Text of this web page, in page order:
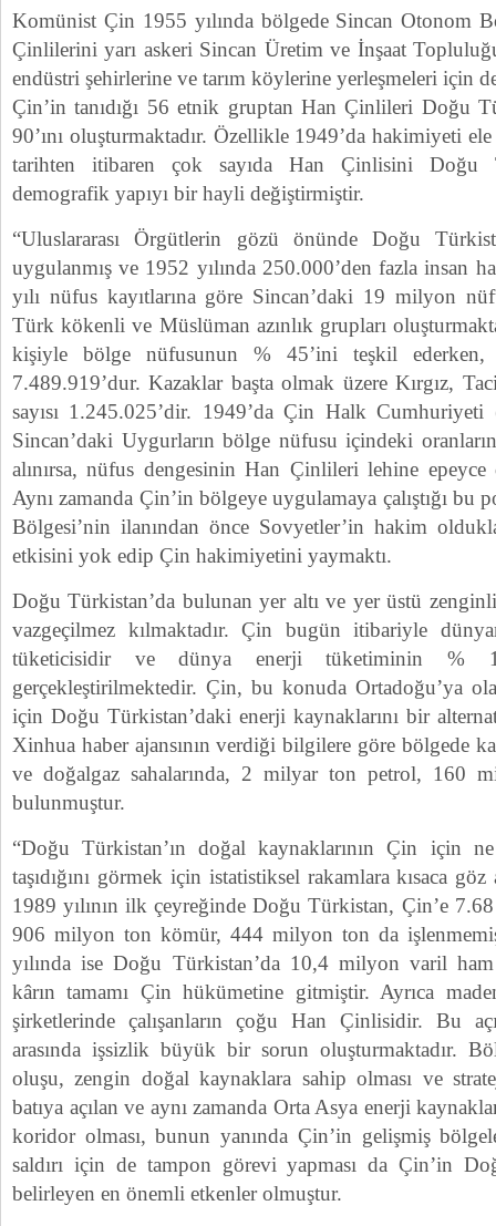
Komünist Çin 1955 yılında bölgede Sincan Otonom
Çinlilerini yarı askeri Sincan Üretim ve İnşaat
endüstri şehirlerine ve tarım köylerine yerleşmeleri için
Çin’in tanıdığı 56 etnik gruptan Han Çinlileri Doğu
90’ını oluşturmaktadır. Özellikle 1949’da hakimiyeti
tarihten itibaren çok sayıda Han Çinlisini Doğu
demografik yapıyı bir hayli değiştirmiştir.
“Uluslararası Örgütlerin gözü önünde Doğu
uygulanmış ve 1952 yılında 250.000’den fazla insan
yılı nüfus kayıtlarına göre Sincan’daki 19 milyon
Türk kökenli ve Müslüman azınlık grupları
kişiyle bölge nüfusunun % 45’ini teşkil ederken,
7.489.919’dur. Kazaklar başta olmak üzere Kırgız,
sayısı 1.245.025’dir. 1949’da Çin Halk
Sincan’daki Uygurların bölge nüfusu içindeki
alınırsa, nüfus dengesinin Han Çinlileri lehine
Aynı zamanda Çin’in bölgeye uygulamaya çalıştığı bu
Bölgesi’nin ilanından önce Sovyetler’in hakim
etkisini yok edip Çin hakimiyetini yaymaktı.
Doğu Türkistan’da bulunan yer altı ve yer üstü
vazgeçilmez kılmaktadır. Çin bugün itibariyle
tüketicisidir ve dünya enerji tüketiminin %
gerçekleştirilmektedir. Çin, bu konuda Ortadoğu’ya
için Doğu Türkistan’daki enerji kaynaklarını bir
Xinhua haber ajansının verdiği bilgilere göre bölgede
ve doğalgaz sahalarında, 2 milyar ton petrol, 160
bulunmuştur.
“Doğu Türkistan’ın doğal kaynaklarının Çin için
taşıdığını görmek için istatistiksel rakamlara kısaca
1989 yılının ilk çeyreğinde Doğu Türkistan, Çin’e
906 milyon ton kömür, 444 milyon ton da
yılında ise Doğu Türkistan’da 10,4 milyon varil ham
kârın tamamı Çin hükümetine gitmiştir. Ayrıca
şirketlerinde çalışanların çoğu Han Çinlisidir. Bu
arasında işsizlik büyük bir sorun oluşturmaktadır.
oluşu, zengin doğal kaynaklara sahip olması ve
batıya açılan ve aynı zamanda Orta Asya enerji
koridor olması, bunun yanında Çin’in gelişmiş
saldırı için de tampon görevi yapması da Çin’in
belirleyen en önemli etkenler olmuştur.